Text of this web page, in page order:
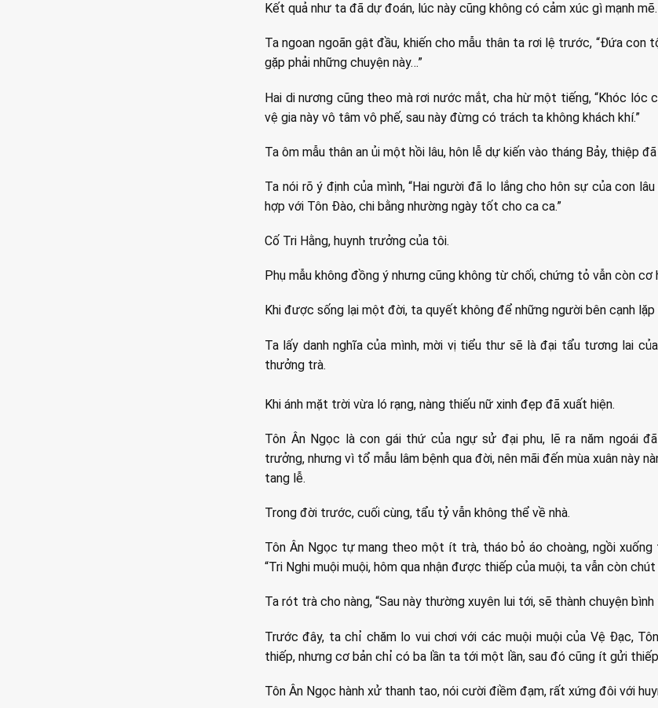
Kết quả như ta đã dự đoán, lúc này cũng không có cảm xúc gì mạnh mẽ.
Ta ngoan ngoãn gật đầu, khiến cho mẫu thân ta rơi lệ trước, “Đứa con
gặp phải những chuyện này…”
Hai di nương cũng theo mà rơi nước mắt, cha hừ một tiếng, “Khóc lóc
vệ gia này vô tâm vô phế, sau này đừng có trách ta không khách khí.”
Ta ôm mẫu thân an ủi một hồi lâu, hôn lễ dự kiến vào tháng Bảy, thiệp
Ta nói rõ ý định của mình, “Hai người đã lo lắng cho hôn sự của con
hợp với Tôn Đào, chi bằng nhường ngày tốt cho ca ca.”
Cố Tri Hằng, huynh trưởng của tôi.
Phụ mẫu không đồng ý nhưng cũng không từ chối, chứng tỏ vẫn còn cơ
Khi được sống lại một đời, ta quyết không để những người bên cạnh
Ta lấy danh nghĩa của mình, mời vị tiểu thư sẽ là đại tẩu tương lai
thưởng trà.
Khi ánh mặt trời vừa ló rạng, nàng thiếu nữ xinh đẹp đã xuất hiện.
Tôn Ân Ngọc là con gái thứ của ngự sử đại phu, lẽ ra năm ngoái
trưởng, nhưng vì tổ mẫu lâm bệnh qua đời, nên mãi đến mùa xuân này
tang lễ.
Trong đời trước, cuối cùng, tẩu tỷ vẫn không thể về nhà.
Tôn Ân Ngọc tự mang theo một ít trà, tháo bỏ áo choàng, ngồi xuống
“Tri Nghi muội muội, hôm qua nhận được thiếp của muội, ta vẫn còn chút
Ta rót trà cho nàng, “Sau này thường xuyên lui tới, sẽ thành chuyện
Trước đây, ta chỉ chăm lo vui chơi với các muội muội của Vệ Đạc,
thiếp, nhưng cơ bản chỉ có ba lần ta tới một lần, sau đó cũng ít gửi
Tôn Ân Ngọc hành xử thanh tao, nói cười điềm đạm, rất xứng đôi với